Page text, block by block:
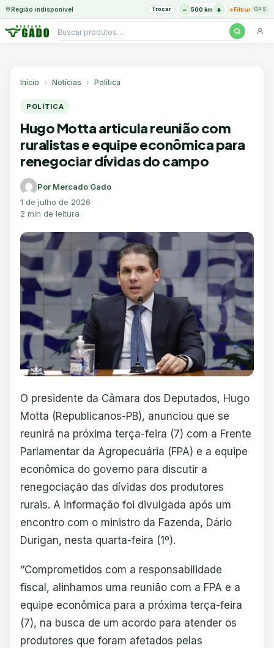
Região indisponível Trocar − 500 km + →Filtrar GPS
Pesquisar
Início Notícias Política
POLÍTICA
Hugo Motta articula reunião com
ruralistas e equipe econômica para
renegociar dívidas do campo
Por Mercado Gado
1 de julho de 2026
2 min de leitura
O presidente da Câmara dos Deputados, Hugo
Motta (Republicanos-PB), anunciou que se
reunirá na próxima terça-feira (7) com a Frente
Parlamentar da Agropecuária (FPA) e a equipe
econômica do governo para discutir a
renegociação das dívidas dos produtores
rurais. A informação foi divulgada após um
encontro com o ministro da Fazenda, Dário
Durigan, nesta quarta-feira (1º).
“Comprometidos com a responsabilidade
fiscal, alinhamos uma reunião com a FPA e a
equipe econômica para a próxima terça-feira
(7), na busca de um acordo para atender os
produtores que foram afetados pelas